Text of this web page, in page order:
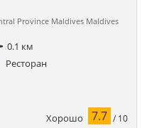
Province Maldives Maldives
0.1 км
Ресторан
Хорошо 7.7 / 10